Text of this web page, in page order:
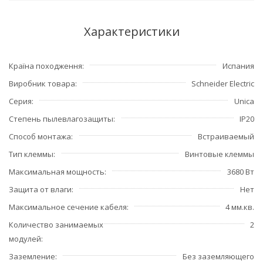
Характеристики
Країна походження
Испания
Виробник товара
Schneider Electric
Серия
Unica
Степень пылевлагозащиты
IP20
Способ монтажа
Встраиваемый
Тип клеммы
Винтовые клеммы
Максимальная мощность
3680 Вт
Защита от влаги
Нет
Максимальное сечение кабеля
4 мм.кв.
Количество занимаемых
модулей
2
Заземление
Без заземляющего